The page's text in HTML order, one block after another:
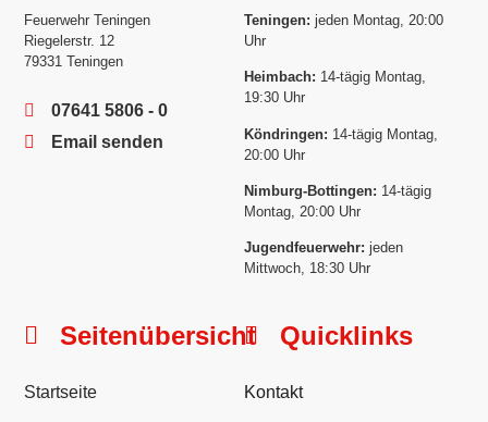
Feuerwehr Teningen
Riegelerstr. 12
79331 Teningen
07641 5806 - 0
Email senden
Teningen: jeden Montag, 20:00
Uhr
Heimbach: 14-tägig Montag,
19:30 Uhr
Köndringen: 14-tägig Montag,
20:00 Uhr
Nimburg-Bottingen: 14-tägig
Montag, 20:00 Uhr
Jugendfeuerwehr: jeden
Mittwoch, 18:30 Uhr
Seitenübersicht
Startseite
Quicklinks
Kontakt